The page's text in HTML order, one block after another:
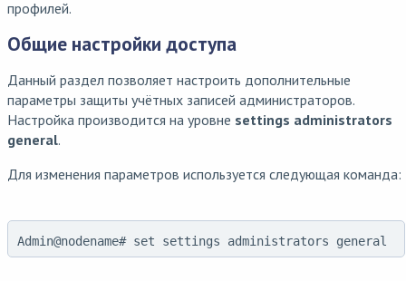
профилей.
Общие настройки доступа
Данный раздел позволяет настроить дополнительные
параметры защиты учётных записей администраторов.
Настройка производится на уровне settings administrators
general.
Для изменения параметров используется следующая команда:
Admin@nodename# set settings administrators general